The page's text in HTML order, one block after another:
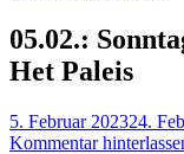
05.02.:
Het Paleis
5. Februar 202324.
Kommentar